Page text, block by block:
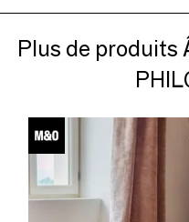
Plus de produits